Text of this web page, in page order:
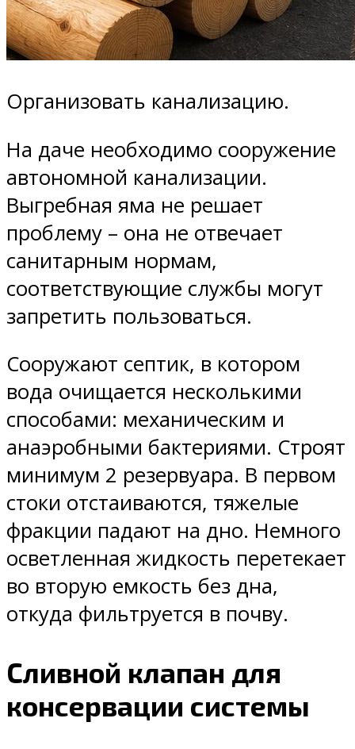
Организовать канализацию.
На даче необходимо сооружение
автономной канализации.
Выгребная яма не решает
проблему – она не отвечает
санитарным нормам,
соответствующие службы могут
запретить пользоваться.
Сооружают септик, в котором
вода очищается несколькими
способами: механическим и
анаэробными бактериями. Строят
минимум 2 резервуара. В первом
стоки отстаиваются, тяжелые
фракции падают на дно. Немного
осветленная жидкость перетекает
во вторую емкость без дна,
откуда фильтруется в почву.
Сливной клапан для
консервации системы